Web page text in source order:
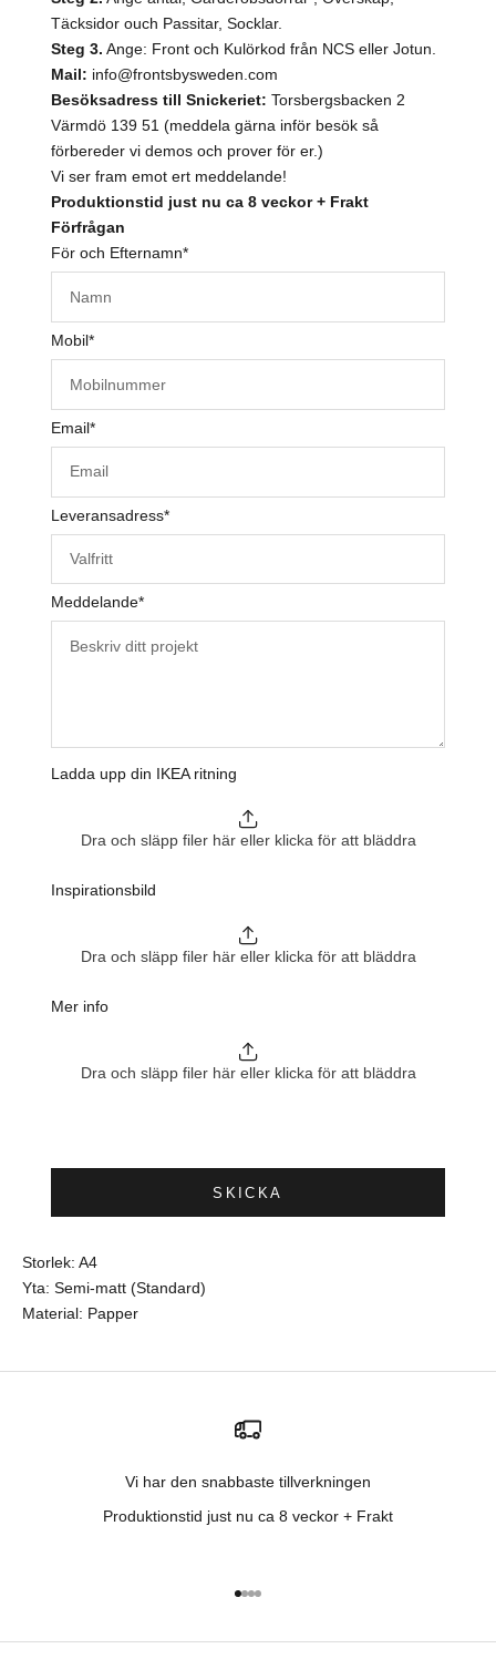
Täcksidor ouch Passitar, Socklar.
Steg 3. Ange: Front och Kulörkod från NCS eller Jotun.
Mail: info@frontsbysweden.com
Besöksadress till Snickeriet: Torsbergsbacken 2
Värmdö 139 51 (meddela gärna inför besök så
förbereder vi demos och prover för er.)
Vi ser fram emot ert meddelande!
Produktionstid just nu ca 8 veckor + Frakt
Förfrågan
För och Efternamn*
Mobil*
Email*
Leveransadress*
Meddelande*
Ladda upp din IKEA ritning
Dra och släpp filer här eller klicka för att bläddra
Inspirationsbild
Dra och släpp filer här eller klicka för att bläddra
Mer info
Dra och släpp filer här eller klicka för att bläddra
SKICKA
Storlek: A4
Yta: Semi-matt (Standard)
Material: Papper
Vi har den snabbaste tillverkningen
Produktionstid just nu ca 8 veckor + Frakt
Gå till 1
Gå till 2
Gå till 3
Gå till 4